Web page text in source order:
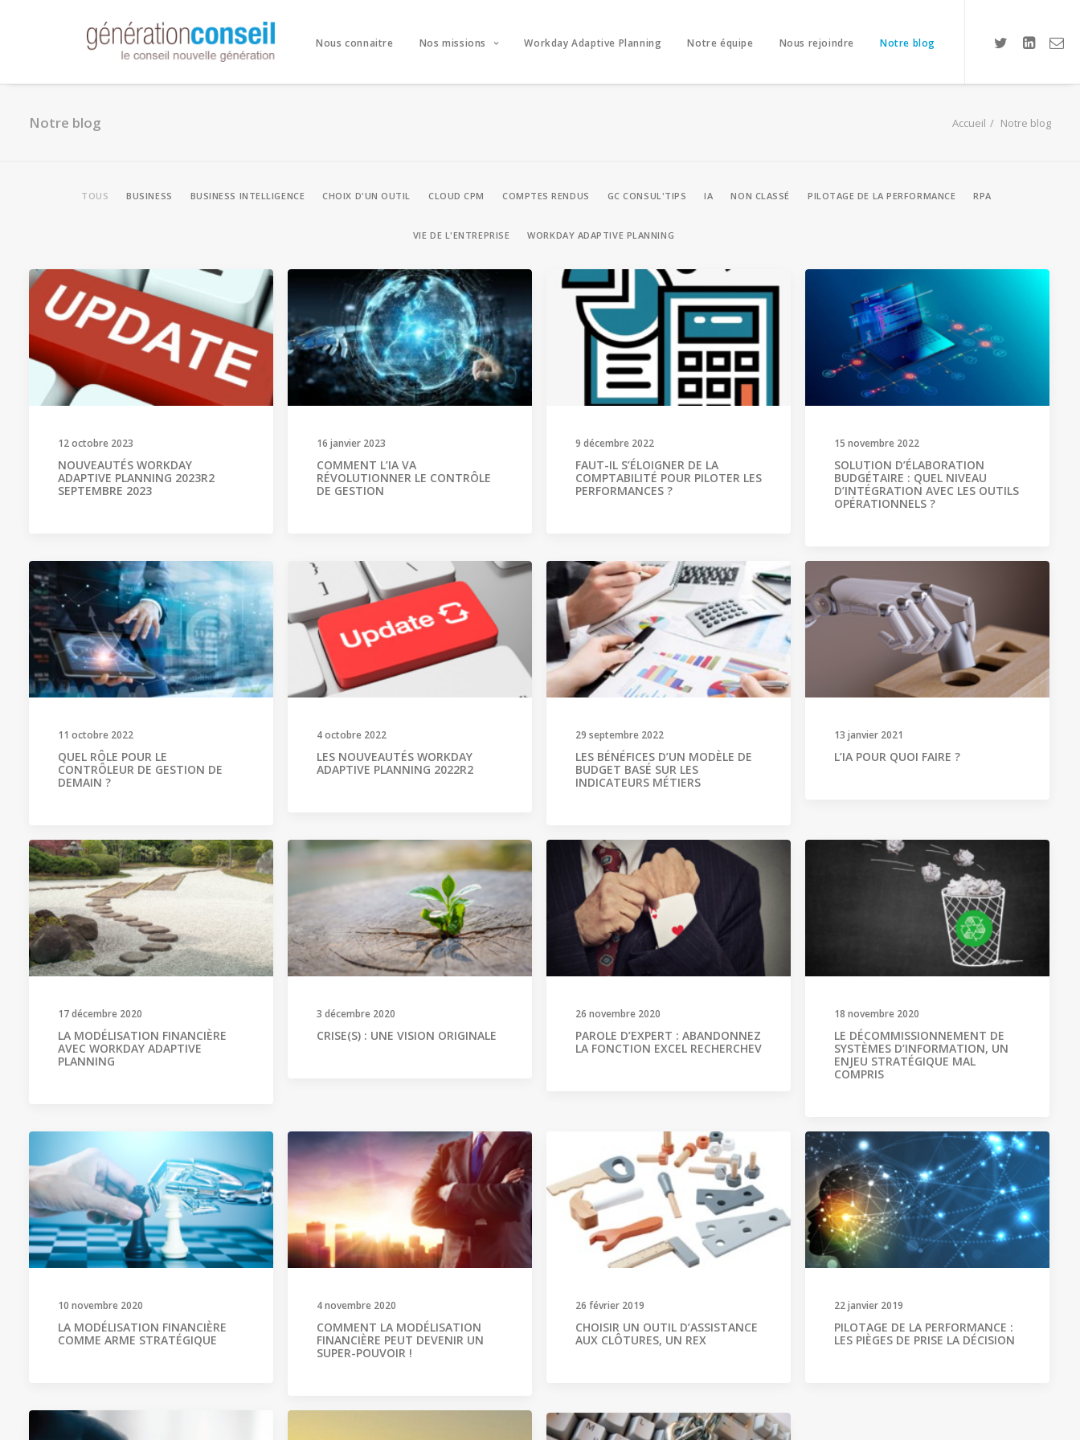
Nous connaitre Nos missions Workday Adaptive Planning Notre équipe Nous rejoindre Notre blog
Notre blog Accueil Notre blog
TOUS BUSINESS BUSINESS INTELLIGENCE CHOIX D'UN OUTIL CLOUD CPM COMPTES RENDUS GC CONSUL'TIPS IA NON CLASSÉ PILOTAGE DE LA PERFORMANCE RPA
VIE DE L'ENTREPRISE WORKDAY ADAPTIVE PLANNING
12 octobre 2023
NOUVEAUTÉS WORKDAY
ADAPTIVE PLANNING 2023R2
SEPTEMBRE 2023
16 janvier 2023
COMMENT L’IA VA
RÉVOLUTIONNER LE CONTRÔLE
DE GESTION
9 décembre 2022
FAUT-IL S’ÉLOIGNER DE LA
COMPTABILITÉ POUR PILOTER LES
PERFORMANCES ?
15 novembre 2022
SOLUTION D’ÉLABORATION
BUDGÉTAIRE : QUEL NIVEAU
D’INTÉGRATION AVEC LES OUTILS
OPÉRATIONNELS ?
11 octobre 2022
QUEL RÔLE POUR LE
CONTRÔLEUR DE GESTION DE
DEMAIN ?
4 octobre 2022
LES NOUVEAUTÉS WORKDAY
ADAPTIVE PLANNING 2022R2
29 septembre 2022
LES BÉNÉFICES D’UN MODÈLE DE
BUDGET BASÉ SUR LES
INDICATEURS MÉTIERS
13 janvier 2021
L’IA POUR QUOI FAIRE ?
17 décembre 2020
LA MODÉLISATION FINANCIÈRE
AVEC WORKDAY ADAPTIVE
PLANNING
3 décembre 2020
CRISE(S) : UNE VISION ORIGINALE
26 novembre 2020
PAROLE D’EXPERT : ABANDONNEZ
LA FONCTION EXCEL RECHERCHEV
18 novembre 2020
LE DÉCOMMISSIONNEMENT DE
SYSTÈMES D’INFORMATION, UN
ENJEU STRATÉGIQUE MAL
COMPRIS
10 novembre 2020
LA MODÉLISATION FINANCIÈRE
COMME ARME STRATÉGIQUE
4 novembre 2020
COMMENT LA MODÉLISATION
FINANCIÈRE PEUT DEVENIR UN
SUPER-POUVOIR !
26 février 2019
CHOISIR UN OUTIL D’ASSISTANCE
AUX CLÔTURES, UN REX
22 janvier 2019
PILOTAGE DE LA PERFORMANCE :
LES PIÈGES DE PRISE LA DÉCISION